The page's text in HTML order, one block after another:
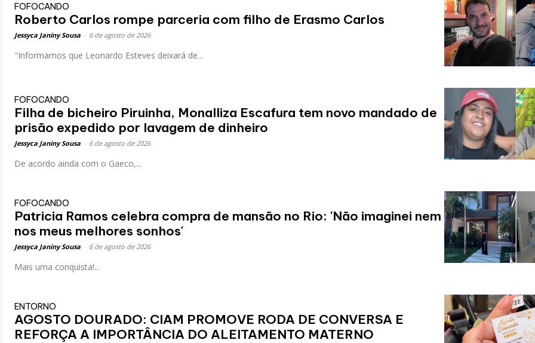
FOFOCANDO
Roberto Carlos rompe parceria com filho de Erasmo Carlos
Jessyca Janiny Sousa 6 de agosto de 2026
"Informamos que Leonardo Esteves deixará de...
FOFOCANDO
Filha de bicheiro Piruinha, Monalliza Escafura tem novo mandado de
prisão expedido por lavagem de dinheiro
Jessyca Janiny Sousa 6 de agosto de 2026
De acordo ainda com o Gaeco,...
FOFOCANDO
Patricia Ramos celebra compra de mansão no Rio: 'Não imaginei nem
nos meus melhores sonhos'
Jessyca Janiny Sousa 6 de agosto de 2026
Mais uma conquista!...
ENTORNO
AGOSTO DOURADO: CIAM PROMOVE RODA DE CONVERSA E
REFORÇA A IMPORTÂNCIA DO ALEITAMENTO MATERNO